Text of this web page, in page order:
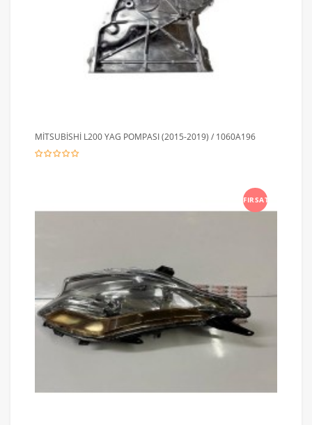
MİTSUBİSHİ L200 YAG POMPASI (2015-2019) / 1060A196
FIRSAT